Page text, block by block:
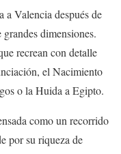
a Valencia después de
dimensiones.
recrean con detalle
el Nacimiento
o la Huida a Egipto.
como un recorrido
por su riqueza de